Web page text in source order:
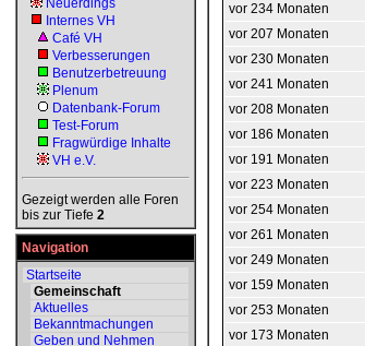
Neuerdings
Internes VH
Café VH
Verbesserungen
Benutzerbetreuung
Plenum
Datenbank-Forum
Test-Forum
Fragwürdige Inhalte
VH e.V.
Gezeigt werden alle Foren
bis zur Tiefe 2
Navigation
Startseite
Gemeinschaft
Aktuelles
Bekanntmachungen
Geben und Nehmen
vor 234 Monaten
vor 207 Monaten
vor 230 Monaten
vor 241 Monaten
vor 208 Monaten
vor 186 Monaten
vor 191 Monaten
vor 223 Monaten
vor 254 Monaten
vor 261 Monaten
vor 249 Monaten
vor 159 Monaten
vor 253 Monaten
vor 173 Monaten